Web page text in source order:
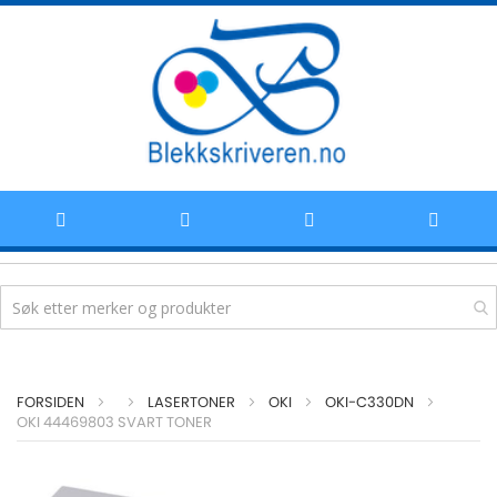
til
FORSIDEN LASERTONER OKI
OKI-C330DN
OKI 44469803 SVART TONER